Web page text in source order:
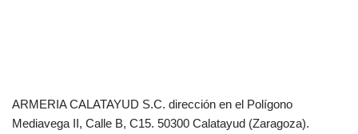
ARMERIA CALATAYUD S.C. dirección en el Polígono
Mediavega II, Calle B, C15. 50300 Calatayud (Zaragoza).